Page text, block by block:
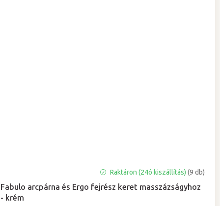
Fabulo arcpárna és Ergo fejrész keret masszázságyhoz
- krém
átlagos
értékelése
Raktáron (24ó kiszállítás)(9 db)